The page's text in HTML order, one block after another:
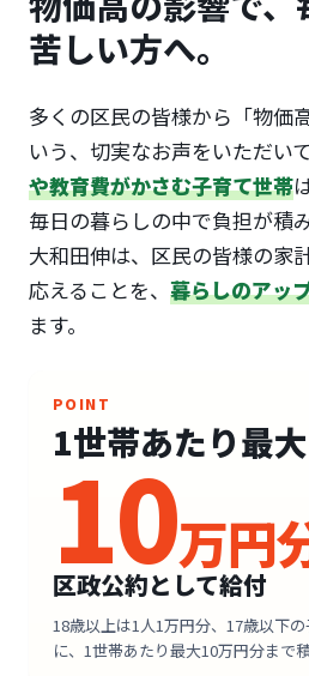
苦しい方へ。
多くの区民の皆様から「物価
いう、切実なお声をいただい
や教育費がかさむ子育て世帯
毎日の暮らしの中で負担が積
大和田伸は、区民の皆様の家
応えることを、 暮らしのアッ
ます。
POINT
1世帯あたり最大
10万円
区政公約として給付
18歳以上は1人1万円分、17歳以下
に、1世帯あたり最大10万円分まで